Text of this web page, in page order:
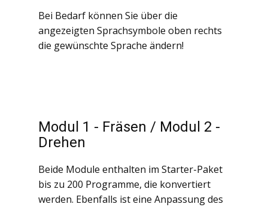
Bei Bedarf können Sie über die
angezeigten Sprachsymbole oben rechts
die gewünschte Sprache ändern!
Modul 1 - Fräsen / Modul 2 -
Drehen
Beide Module enthalten im Starter-Paket
bis zu 200 Programme, die konvertiert
werden. Ebenfalls ist eine Anpassung des